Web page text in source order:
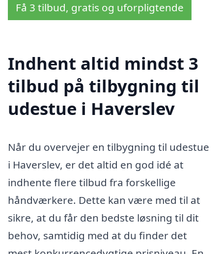
Få 3 tilbud, gratis og uforpligtende
Indhent altid mindst 3
tilbud på tilbygning til
udestue i Haverslev
Når du overvejer en tilbygning til udestue
i Haverslev, er det altid en god idé at
indhente flere tilbud fra forskellige
håndværkere. Dette kan være med til at
sikre, at du får den bedste løsning til dit
behov, samtidig med at du finder det